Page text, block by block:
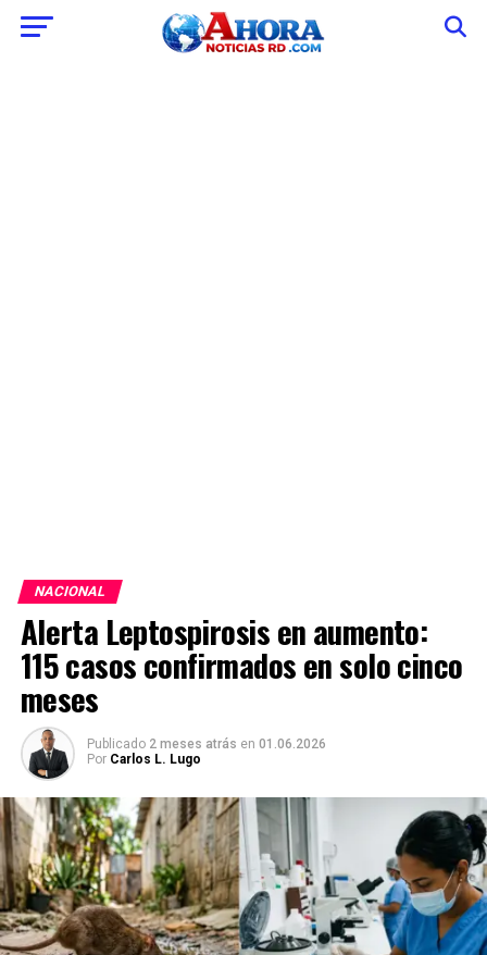
NACIONAL
Alerta Leptospirosis en aumento:
115 casos confirmados en solo cinco
meses
Publicado 2 meses atrás en 01.06.2026
Por Carlos L. Lugo